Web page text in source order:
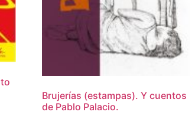
Brujerías (estampas). Y cuentos
de Pablo Palacio.